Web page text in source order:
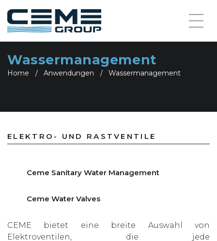
Wassermanagement
Home Anwendungen Wassermanagement
ELEKTRO- UND RASTVENTILE
Ceme Sanitary Water Management
Ceme Water Valves
CEME bietet eine breite Auswahl von
Elektroventilen, die jede